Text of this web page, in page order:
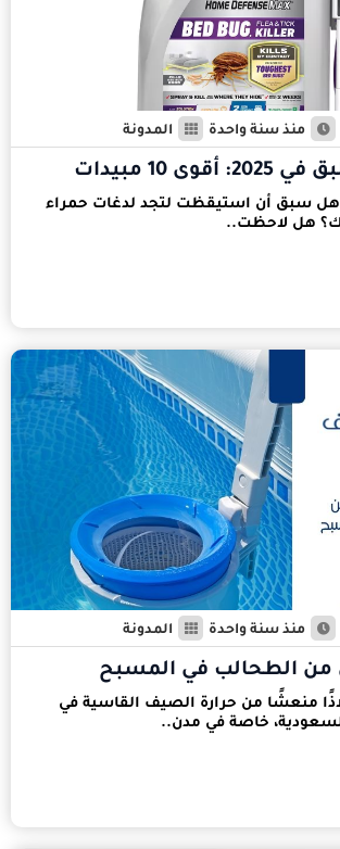
منذ سنة واحدة المدونة
10 مبيدات
هل سبق أن استيقظت لتجد لدغات حمراء
هل لاحظت..
منذ سنة واحدة المدونة
الطحالب في المسبح
منعشًا من حرارة الصيف القاسية في
خاصة في مدن..